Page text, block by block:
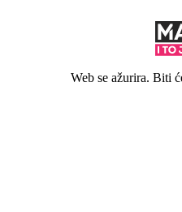
Web se ažurira. Biti